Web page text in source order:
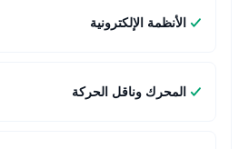
الأنظمة الإلكترونية
المحرك وناقل الحركة